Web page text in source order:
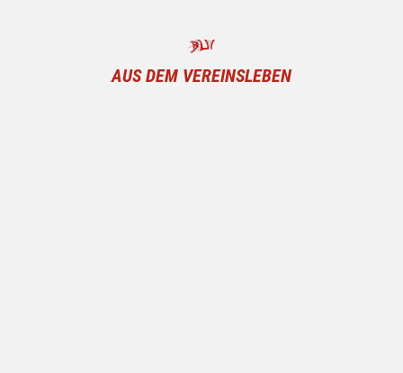
AUS DEM VEREINSLEBEN